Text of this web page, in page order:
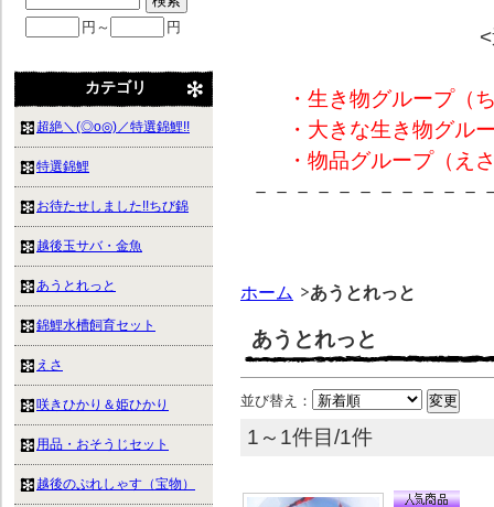
・生き物グループ
・大きな生き物グ
・物品グループ
－－－－－－－－－－－
ホーム あうとれっと
あうとれっと
並び替え：
1～1件目/1件
円～ 円
カテゴリ
超絶＼(◎o◎)／特選錦鯉!!
特選錦鯉
お待たせしました!!ちび錦
越後玉サバ・金魚
あうとれっと
錦鯉水槽飼育セット
えさ
咲きひかり＆姫ひかり
用品・おそうじセット
越後のぷれしゃす（宝物）